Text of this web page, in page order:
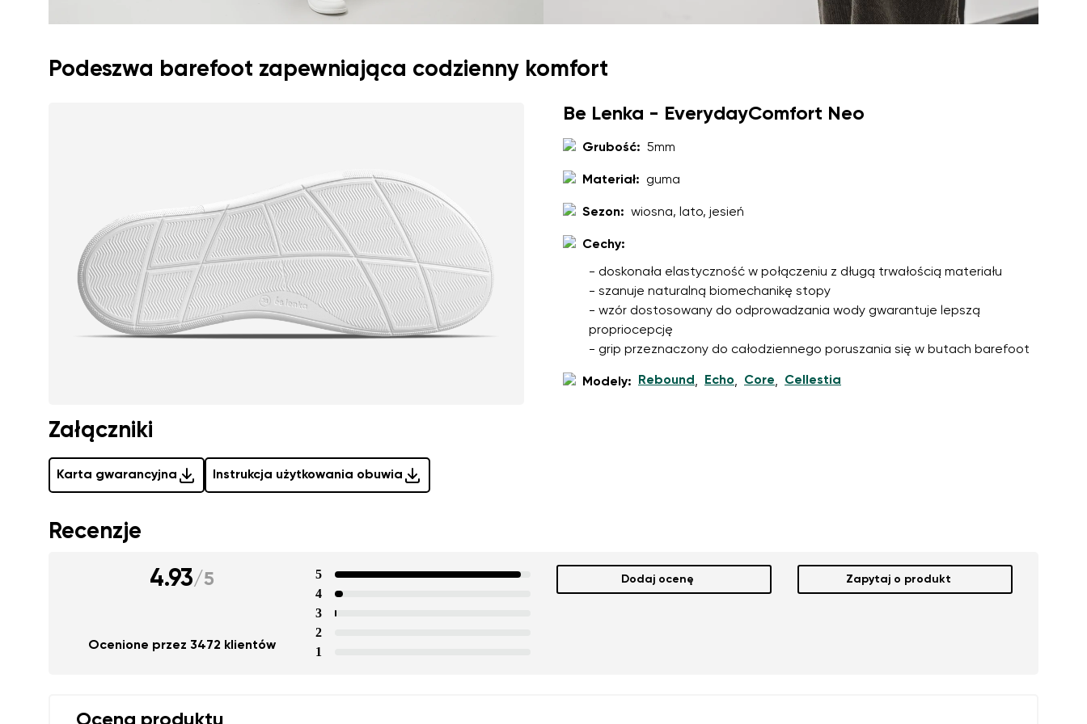
Podeszwa barefoot zapewniająca codzienny komfort
Be Lenka - EverydayComfort Neo
Grubość: 5mm
Materiał: guma
Sezon: wiosna, lato, jesień
Cechy:
- doskonała elastyczność w połączeniu z długą trwałością materiału
- szanuje naturalną biomechanikę stopy
- wzór dostosowany do odprowadzania wody gwarantuje lepszą
propriocepcję
- grip przeznaczony do całodziennego poruszania się w butach barefoot
Modely: Rebound , Echo, Core, Cellestia
Załączniki
Karta gwarancyjna Instrukcja użytkowania obuwia
Recenzje
4.93/5
Ocenione przez 3472 klientów
5
4
3
2
1
Dodaj ocenę Zapytaj o produkt
Ocena produktu